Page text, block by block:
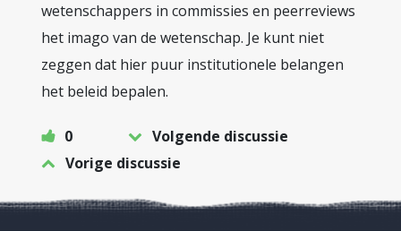
wetenschappers in commissies en peerreviews
het imago van de wetenschap. Je kunt niet
zeggen dat hier puur institutionele belangen
het beleid bepalen.
0
Volgende discussie
Vorige discussie